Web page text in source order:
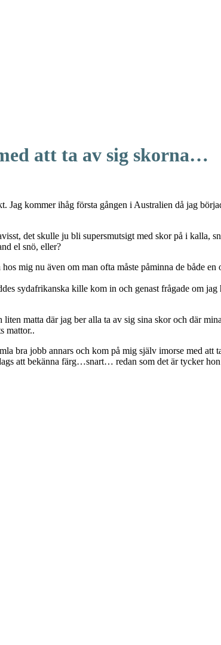
att ta av sig skorna…
kommer ihåg första gången i Australien då jag
det skulle ju bli supersmutsigt med skor på i kalla,
el snö, eller?
mig nu även om man ofta måste påminna de både
sydafrikanska kille kom in och genast frågade om
matta där jag ber alla ta av sig sina skor och där
mattor..
bra jobb annars och kom på mig själv imorse med att
att bekänna färg…snart… redan som det är tycker